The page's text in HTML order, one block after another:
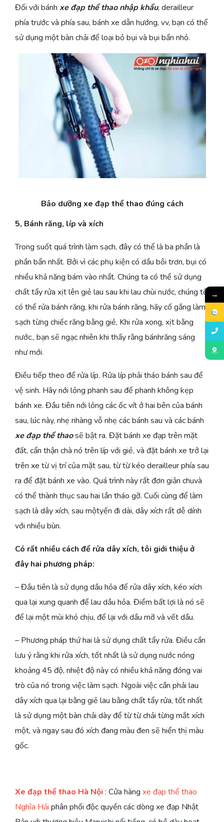
Đối với bánh xe đạp thể thao nhập khẩu, derailleur
phía trước và phía sau, bánh xe dẫn hướng, vv, bạn có thể
sử dụng một bàn chải để loại bỏ bụi và bụi bẩn nhỏ.
Bảo dưỡng xe đạp thể thao đúng cách
5, Bánh răng, líp và xích
Trong suốt quá trình làm sạch, đây có thể là ba phần là
phần bẩn nhất. Bởi vì các phụ kiện có dầu bôi trơn, bụi có
nhiều khả năng bám vào nhất. Chúng ta có thể sử dụng
chất tẩy rửa xịt lên giẻ lau sau khi lau chùi nước, chúng tôi
có thể rửa bánh răng, khi rửa bánh răng, hãy cố gắng làm
sạch từng chiếc răng bằng giẻ, Khi rửa xong, xịt bằng
nước., bạn sẽ ngạc nhiên khi thấy rằng bánhrăng sáng
như mới.
Điều tiếp theo để rửa líp. Rửa líp phải tháo bánh sau để
vệ sinh. Hãy nới lỏng phanh sau để phanh không kẹp
bánh xe. Đầu tiên nới lỏng các ốc vít ở hai bên của bánh
sau, lúc này, nhẹ nhàng vỗ nhẹ các bánh sau và các bánh
xe đạp thể thaosẽ bật ra. Đặt bánh xe đạp trên mặt
đất, cẩn thận chà nó trên líp với giẻ, và đặt bánh xe trở lại
trên xe từ vị trí của mặt sau, từ từ kéo derailleur phía sau
ra để đặt bánh xe vào. Quá trình này rất đơn giản chuvà
có thể thành thục sau hai lần tháo gỡ. Cuối cùng để làm
sạch là dây xích, sau mộtyến đi dài, dây xích rất dễ dính
với nhiều bùn.
Có rất nhiều cách để rửa dây xích, tôi giới thiệu ở
đây hai phương pháp:
– Đầu tiên là sử dụng dầu hỏa để rửa dây xích, kéo xích
qua lại xung quanh để lau dầu hỏa. Điểm bất lợi là nó sẽ
để lại một mùi khó chịu, để lại với dầu mỡ và vết dầu.
– Phương pháp thứ hai là sử dụng chất tẩy rửa. Điều cần
lưu ý rằng khi rửa xích, tốt nhất là sử dụng nước nóng
khoảng 45 độ, nhiệt độ này có nhiều khả năng đóng vai
trò của nó trong việc làm sạch. Ngoài việc cần phải lau
dây xích qua lại bằng giẻ lau bằng chất tẩy rửa, tốt nhất
là sử dụng một bàn chải dày để từ từ chải từng mắt xích
một, và ngay sau đó xích đang màu đen sẽ hiển thị màu
gốc.
Xe đạp thể thao Hà Nội : Cửa hàng xe đạp thể thao
Nghĩa Hải phân phối độc quyền các dòng xe đạp Nhật
→